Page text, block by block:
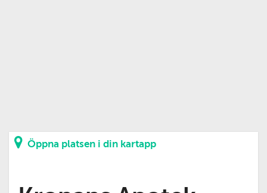
Öppna platsen i din kartapp